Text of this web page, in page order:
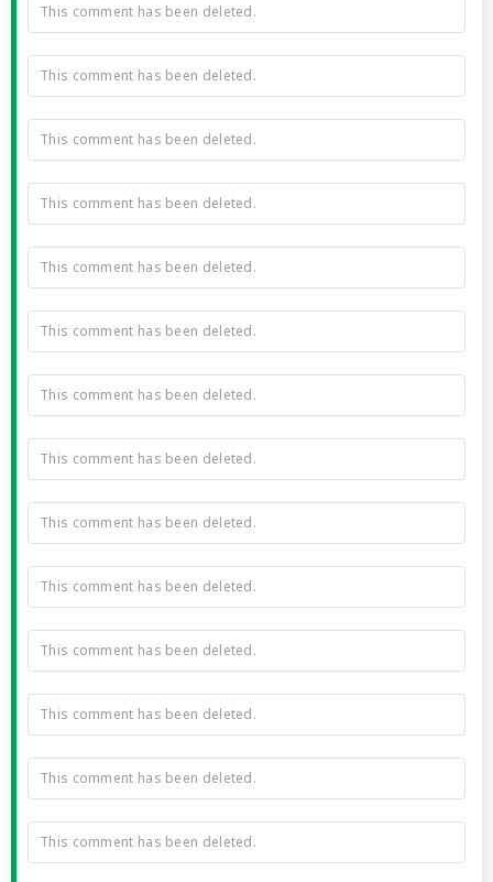
This comment has been deleted.
This comment has been deleted.
This comment has been deleted.
This comment has been deleted.
This comment has been deleted.
This comment has been deleted.
This comment has been deleted.
This comment has been deleted.
This comment has been deleted.
This comment has been deleted.
This comment has been deleted.
This comment has been deleted.
This comment has been deleted.
This comment has been deleted.